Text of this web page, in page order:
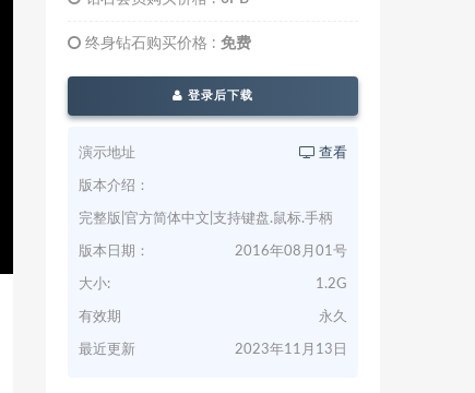
终身钻石购买价格 : 免费
登录后下载
演示地址 查看
版本介绍：
完整版|官方简体中文|支持键盘.鼠标.手柄
版本日期： 2016年08月01号
大小: 1.2G
有效期 永久
最近更新 2023年11月13日